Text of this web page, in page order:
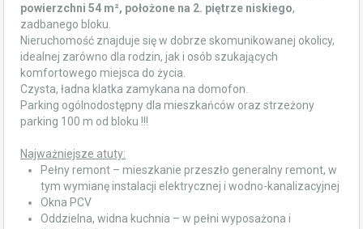
powierzchni 54 m², położone na 2. piętrze niskiego,
zadbanego bloku.
Nieruchomość znajduje się w dobrze skomunikowanej okolicy,
idealnej zarówno dla rodzin, jak i osób szukających
komfortowego miejsca do życia.
Czysta, ładna klatka zamykana na domofon.
Parking ogólnodostępny dla mieszkańców oraz strzeżony
parking 100 m od bloku !!!
Najważniejsze atuty:
Pełny remont – mieszkanie przeszło generalny remont, w
tym wymianę instalacji elektrycznej i wodno-kanalizacyjnej
Okna PCV
Oddzielna, widna kuchnia – w pełni wyposażona i